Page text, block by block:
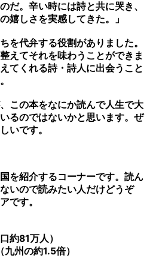
だ。辛い時には詩と共に哭き、
嬉しさを実感してきた。」
を代弁する役割がありました。
えてそれを味わうことができま
てくれる詩・詩人に出会うこと
この本をなにか読んで人生で大
るのではないかと思います。ぜ
いです。
を紹介するコーナーです。読ん
いので読みたい人だけどうぞ
です。
約81万人）
州の約1.5倍）